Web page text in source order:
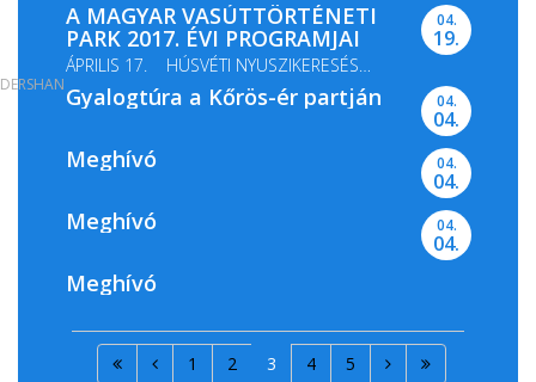
A MAGYAR VASÚTTÖRTÉNETI
PARK 2017. ÉVI PROGRAMJAI
ÁPRILIS 17. HÚSVÉTI NYUSZIKERESÉS
MÁJUS 13-14. GŐZMOZDONY...
04.
19.
Gyalogtúra a Kőrös-ér partján 04.
04.
Meghívó 04.
04.
Meghívó 04.
04.
Meghívó
1 2 3 4 5
DERSHAN